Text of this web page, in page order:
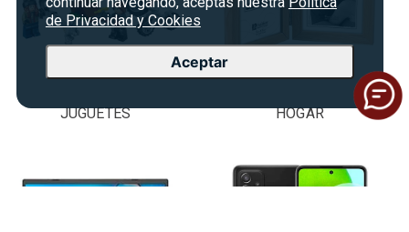
de Privacidad y Cookies
Aceptar
JUGUETES HOGAR